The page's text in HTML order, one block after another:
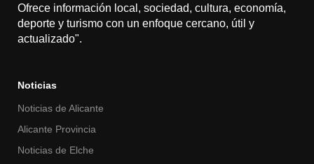
Ofrece información local, sociedad, cultura, economía,
deporte y turismo con un enfoque cercano, útil y
actualizado".
Noticias
Noticias de Alicante
Alicante Provincia
Noticias de Elche